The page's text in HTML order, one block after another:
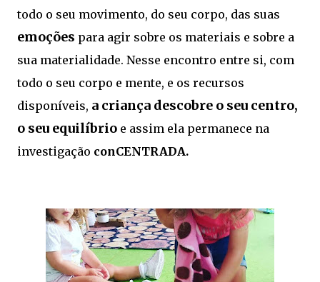
todo o seu movimento, do seu corpo, das suas
emoções para agir sobre os materiais e sobre a
sua materialidade. Nesse encontro entre si, com
todo o seu corpo e mente, e os recursos
disponíveis, a criança descobre o seu centro,
o seu equilíbrio e assim ela permanece na
investigação conCENTRADA.